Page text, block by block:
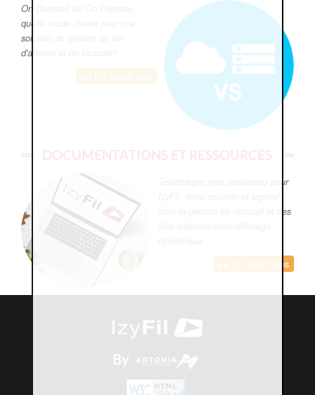
On Demand ou On Premise,
quelle mode choisir pour ma
solution de gestion de file
d'attente et de l'accueil?
DOCUMENTATIONS ET RESSOURCES
Téléchargez nos ressources pour
pour la gestion de l'accueil et des
En savoir plus
By